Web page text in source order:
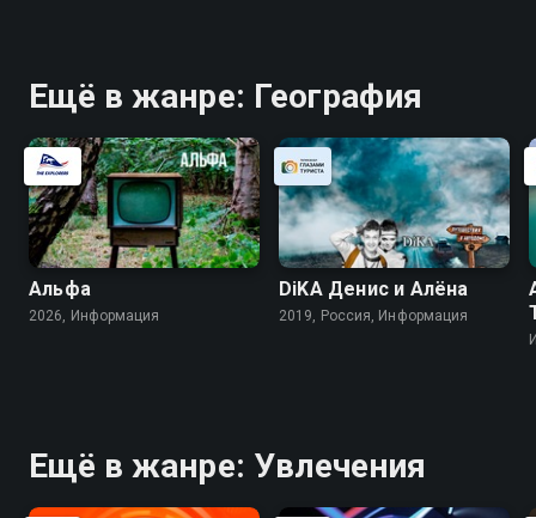
Ещё в жанре: География
Альфа
2026, Информация
DiKA Денис и Алёна
2019, Россия, Информация
Ещё в жанре: Увлечения